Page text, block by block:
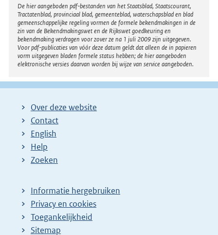
Disclaimer
De hier aangeboden pdf-bestanden van het Staatsblad, Staatscourant,
Tractatenblad, provinciaal blad, gemeenteblad, waterschapsblad en blad
gemeenschappelijke regeling vormen de formele bekendmakingen in de
zin van de Bekendmakingswet en de Rijkswet goedkeuring en
bekendmaking verdragen voor zover ze na 1 juli 2009 zijn uitgegeven.
Voor pdf-publicaties van vóór deze datum geldt dat alleen de in papieren
vorm uitgegeven bladen formele status hebben; de hier aangeboden
elektronische versies daarvan worden bij wijze van service aangeboden.
Over deze website
Contact
English
Help
Zoeken
Informatie hergebruiken
Privacy en cookies
Toegankelijkheid
Sitemap